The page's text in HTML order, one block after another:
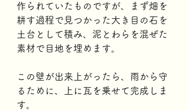
作られていたものですが、まず畑を
耕す過程で見つかった大き目の石を
土台として積み、泥とわらを混ぜた
素材で目地を埋めます。
この壁が出来上がったら、雨から守
るために、上に瓦を乗せて完成しま
す。